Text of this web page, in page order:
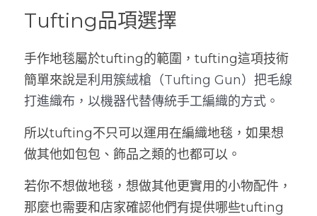
Tufting品項選擇
手作地毯屬於tufting的範圍，tufting這項技術
簡單來說是利用簇絨槍（Tufting Gun）把毛線
打進織布，以機器代替傳統手工編織的方式。
所以tufting不只可以運用在編織地毯，如果想
做其他如包包、飾品之類的也都可以。
若你不想做地毯，想做其他更實用的小物配件，
那麼也需要和店家確認他們有提供哪些tufting